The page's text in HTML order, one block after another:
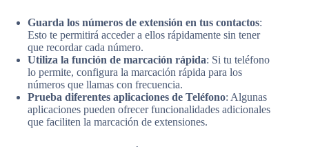
Guarda los números de extensión en tus contactos:
Esto te permitirá acceder a ellos rápidamente sin tener
que recordar cada número.
Utiliza la función de marcación rápida: Si tu teléfono
lo permite, configura la marcación rápida para los
números que llamas con frecuencia.
Prueba diferentes aplicaciones de Teléfono: Algunas
aplicaciones pueden ofrecer funcionalidades adicionales
que faciliten la marcación de extensiones.